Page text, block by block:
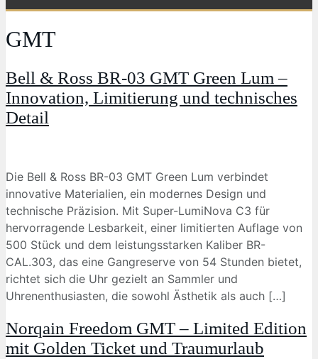
GMT
Bell & Ross BR-03 GMT Green Lum –
Innovation, Limitierung und technisches
Detail
Die Bell & Ross BR-03 GMT Green Lum verbindet
innovative Materialien, ein modernes Design und
technische Präzision. Mit Super-LumiNova C3 für
hervorragende Lesbarkeit, einer limitierten Auflage von
500 Stück und dem leistungsstarken Kaliber BR-
CAL.303, das eine Gangreserve von 54 Stunden bietet,
richtet sich die Uhr gezielt an Sammler und
Uhrenenthusiasten, die sowohl Ästhetik als auch […]
Norqain Freedom GMT – Limited Edition
mit Golden Ticket und Traumurlaub